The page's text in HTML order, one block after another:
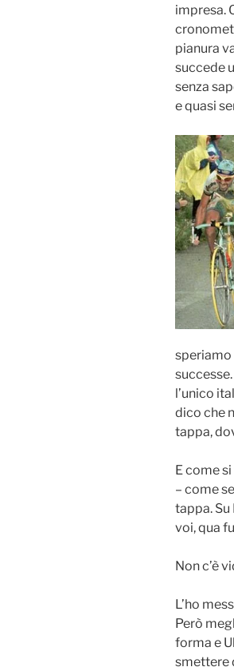
impresa.
pianura
succede
senza
e quasi
speriamo
l’unico
dico che
tappa,
E come
– come
tappa. Su
voi, qua
Non c’è
L’ho
Però
forma e
smettere